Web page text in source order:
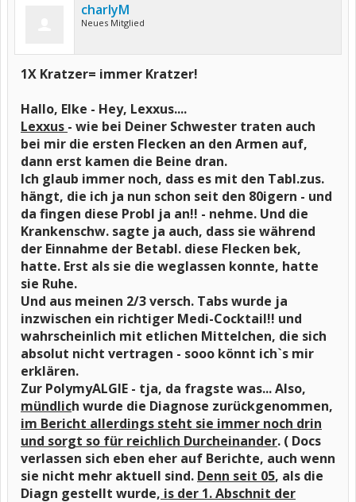
charlyM
Neues Mitglied
1X Kratzer= immer Kratzer!
Hallo, Elke - Hey, Lexxus....
Lexxus - wie bei Deiner Schwester traten auch
bei mir die ersten Flecken an den Armen auf,
dann erst kamen die Beine dran.
Ich glaub immer noch, dass es mit den Tabl.zus.
hängt, die ich ja nun schon seit den 80igern - und
da fingen diese Probl ja an!! - nehme. Und die
Krankenschw. sagte ja auch, dass sie während
der Einnahme der Betabl. diese Flecken bek,
hatte. Erst als sie die weglassen konnte, hatte
sie Ruhe.
Und aus meinen 2/3 versch. Tabs wurde ja
inzwischen ein richtiger Medi-Cocktail!! und
wahrscheinlich mit etlichen Mittelchen, die sich
absolut nicht vertragen - sooo könnt ich`s mir
erklären.
Zur PolymyALGIE - tja, da fragste was... Also,
mündlich wurde die Diagnose zurückgenommen,
im Bericht allerdings steht sie immer noch drin
und sorgt so für reichlich Durcheinander. ( Docs
verlassen sich eben eher auf Berichte, auch wenn
sie nicht mehr aktuell sind. Denn seit 05, als die
Diagn gestellt wurde, is der 1. Abschnit der